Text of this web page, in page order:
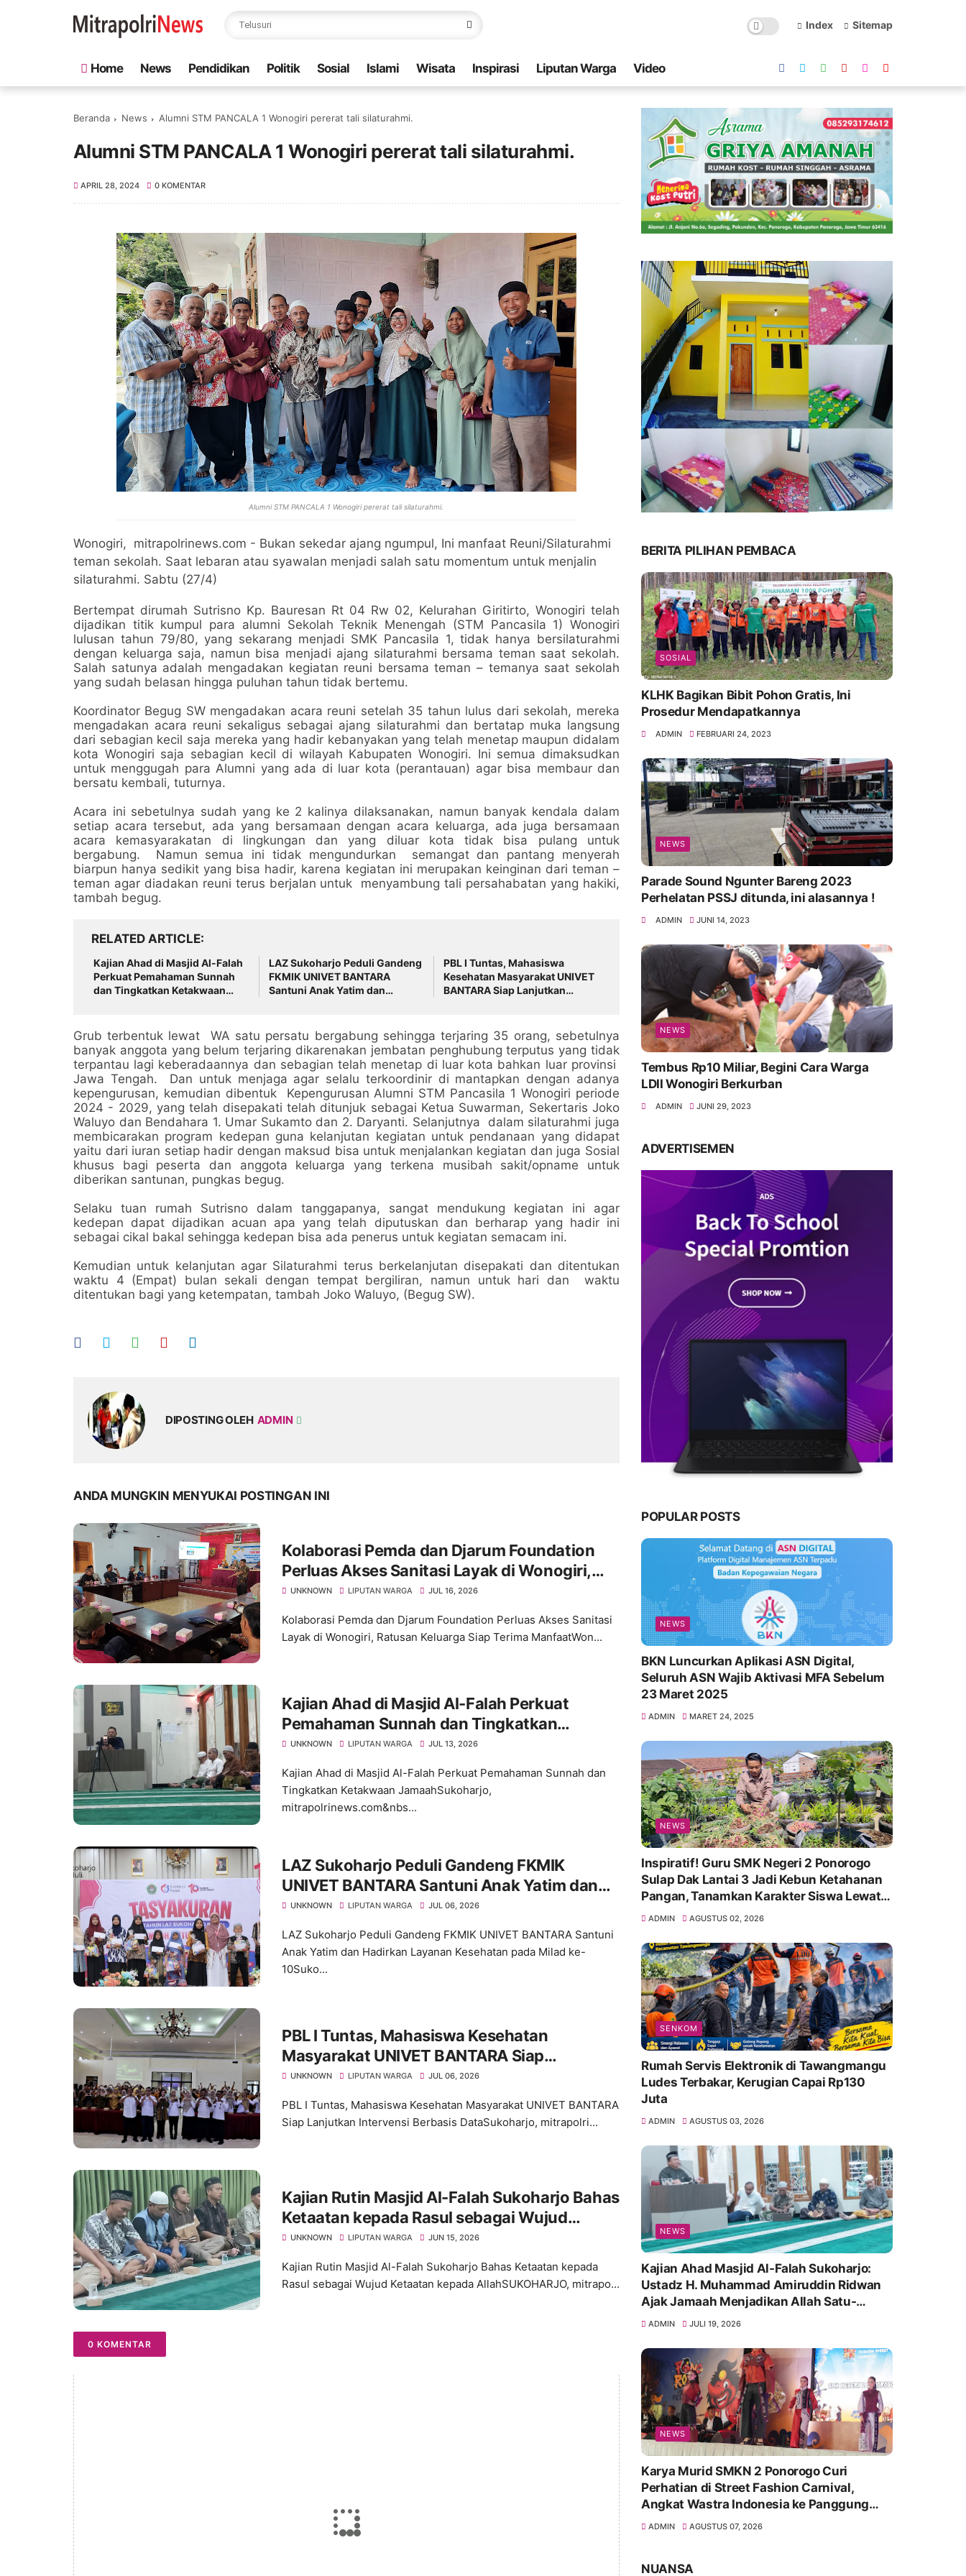
Index Sitemap
Home News Pendidikan Politik Sosial Islami Wisata Inspirasi Liputan Warga Video
Beranda News Alumni STM PANCALA 1 Wonogiri pererat tali silaturahmi.
Alumni STM PANCALA 1 Wonogiri pererat tali silaturahmi.
APRIL 28, 2024 0 KOMENTAR
Alumni STM PANCALA 1 Wonogiri pererat tali silaturahmi.
Wonogiri, mitrapolrinews.com - Bukan sekedar ajang ngumpul, Ini manfaat Reuni/Silaturahmi
teman sekolah. Saat lebaran atau syawalan menjadi salah satu momentum untuk menjalin
silaturahmi. Sabtu (27/4)
Bertempat dirumah Sutrisno Kp. Bauresan Rt 04 Rw 02, Kelurahan Giritirto, Wonogiri telah
dijadikan titik kumpul para alumni Sekolah Teknik Menengah (STM Pancasila 1) Wonogiri
lulusan tahun 79/80, yang sekarang menjadi SMK Pancasila 1, tidak hanya bersilaturahmi
dengan keluarga saja, namun bisa menjadi ajang silaturahmi bersama teman saat sekolah.
Salah satunya adalah mengadakan kegiatan reuni bersama teman – temanya saat sekolah
yang sudah belasan hingga puluhan tahun tidak bertemu.
Koordinator Begug SW mengadakan acara reuni setelah 35 tahun lulus dari sekolah, mereka
mengadakan acara reuni sekaligus sebagai ajang silaturahmi dan bertatap muka langsung
dari sebagian kecil saja mereka yang hadir kebanyakan yang telah menetap maupun didalam
kota Wonogiri saja sebagian kecil di wilayah Kabupaten Wonogiri. Ini semua dimaksudkan
untuk menggugah para Alumni yang ada di luar kota (perantauan) agar bisa membaur dan
bersatu kembali, tuturnya.
Acara ini sebetulnya sudah yang ke 2 kalinya dilaksanakan, namun banyak kendala dalam
setiap acara tersebut, ada yang bersamaan dengan acara keluarga, ada juga bersamaan
acara kemasyarakatan di lingkungan dan yang diluar kota tidak bisa pulang untuk
bergabung. Namun semua ini tidak mengundurkan semangat dan pantang menyerah
biarpun hanya sedikit yang bisa hadir, karena kegiatan ini merupakan keinginan dari teman –
teman agar diadakan reuni terus berjalan untuk menyambung tali persahabatan yang hakiki,
tambah begug.
RELATED ARTICLE
Kajian Ahad di Masjid Al-Falah
Perkuat Pemahaman Sunnah
dan Tingkatkan Ketakwaan
LAZ Sukoharjo Peduli Gandeng
FKMIK UNIVET BANTARA
Santuni Anak Yatim dan
PBL I Tuntas, Mahasiswa
Kesehatan Masyarakat UNIVET
BANTARA Siap Lanjutkan
Grub terbentuk lewat WA satu persatu bergabung sehingga terjaring 35 orang, sebetulnya
banyak anggota yang belum terjaring dikarenakan jembatan penghubung terputus yang tidak
terpantau lagi keberadaannya dan sebagian telah menetap di luar kota bahkan luar provinsi
Jawa Tengah. Dan untuk menjaga agar selalu terkoordinir di mantapkan dengan adanya
kepengurusan, kemudian dibentuk Kepengurusan Alumni STM Pancasila 1 Wonogiri periode
2024 - 2029, yang telah disepakati telah ditunjuk sebagai Ketua Suwarman, Sekertaris Joko
Waluyo dan Bendahara 1. Umar Sukamto dan 2. Daryanti. Selanjutnya dalam silaturahmi juga
membicarakan program kedepan guna kelanjutan kegiatan untuk pendanaan yang didapat
yaitu dari iuran setiap hadir dengan maksud bisa untuk menjalankan kegiatan dan juga Sosial
khusus bagi peserta dan anggota keluarga yang terkena musibah sakit/opname untuk
diberikan santunan, pungkas begug.
Selaku tuan rumah Sutrisno dalam tanggapanya, sangat mendukung kegiatan ini agar
kedepan dapat dijadikan acuan apa yang telah diputuskan dan berharap yang hadir ini
sebagai cikal bakal sehingga kedepan bisa ada penerus untuk kegiatan semacam ini.
Kemudian untuk kelanjutan agar Silaturahmi terus berkelanjutan disepakati dan ditentukan
waktu 4 (Empat) bulan sekali dengan tempat bergiliran, namun untuk hari dan waktu
ditentukan bagi yang ketempatan, tambah Joko Waluyo, (Begug SW).
DIPOSTING OLEH ADMIN
ANDA MUNGKIN MENYUKAI POSTINGAN INI
Kolaborasi Pemda dan Djarum Foundation
Perluas Akses Sanitasi Layak di Wonogiri,
Ratusan Keluarga Siap Terima Manfaat
UNKNOWN LIPUTAN WARGA JUL 16, 2026
Kolaborasi Pemda dan Djarum Foundation Perluas Akses Sanitasi
Layak di Wonogiri, Ratusan Keluarga Siap Terima ManfaatWon...
Kajian Ahad di Masjid Al-Falah Perkuat
Pemahaman Sunnah dan Tingkatkan
Ketakwaan Jamaah
UNKNOWN LIPUTAN WARGA JUL 13, 2026
Kajian Ahad di Masjid Al-Falah Perkuat Pemahaman Sunnah dan
Tingkatkan Ketakwaan JamaahSukoharjo,
mitrapolrinews.com&nbs...
LAZ Sukoharjo Peduli Gandeng FKMIK
UNIVET BANTARA Santuni Anak Yatim dan
Hadirkan Layanan Kesehatan pada Milad ke-
UNKNOWN LIPUTAN WARGA JUL 06, 2026
LAZ Sukoharjo Peduli Gandeng FKMIK UNIVET BANTARA Santuni
Anak Yatim dan Hadirkan Layanan Kesehatan pada Milad ke-
10Suko...
PBL I Tuntas, Mahasiswa Kesehatan
Masyarakat UNIVET BANTARA Siap
Lanjutkan Intervensi Berbasis Data
UNKNOWN LIPUTAN WARGA JUL 06, 2026
PBL I Tuntas, Mahasiswa Kesehatan Masyarakat UNIVET BANTARA
Siap Lanjutkan Intervensi Berbasis DataSukoharjo, mitrapolri...
Kajian Rutin Masjid Al-Falah Sukoharjo Bahas
Ketaatan kepada Rasul sebagai Wujud
Ketaatan kepada Allah
UNKNOWN LIPUTAN WARGA JUN 15, 2026
Kajian Rutin Masjid Al-Falah Sukoharjo Bahas Ketaatan kepada
Rasul sebagai Wujud Ketaatan kepada AllahSUKOHARJO, mitrapo...
0 KOMENTAR
BERITA PILIHAN PEMBACA
SOSIAL
KLHK Bagikan Bibit Pohon Gratis, Ini
Prosedur Mendapatkannya
ADMIN FEBRUARI 24, 2023
NEWS
Parade Sound Ngunter Bareng 2023
Perhelatan PSSJ ditunda, ini alasannya !
ADMIN JUNI 14, 2023
NEWS
Tembus Rp10 Miliar, Begini Cara Warga
LDII Wonogiri Berkurban
ADMIN JUNI 29, 2023
ADVERTISEMEN
POPULAR POSTS
NEWS
BKN Luncurkan Aplikasi ASN Digital,
Seluruh ASN Wajib Aktivasi MFA Sebelum
23 Maret 2025
ADMIN MARET 24, 2025
NEWS
Inspiratif! Guru SMK Negeri 2 Ponorogo
Sulap Dak Lantai 3 Jadi Kebun Ketahanan
Pangan, Tanamkan Karakter Siswa Lewat
Aksi Nyata
ADMIN AGUSTUS 02, 2026
SENKOM
Rumah Servis Elektronik di Tawangmangu
Ludes Terbakar, Kerugian Capai Rp130
Juta
ADMIN AGUSTUS 03, 2026
NEWS
Kajian Ahad Masjid Al-Falah Sukoharjo:
Ustadz H. Muhammad Amiruddin Ridwan
Ajak Jamaah Menjadikan Allah Satu-
Satunya Tempat Bergantung
ADMIN JULI 19, 2026
NEWS
Karya Murid SMKN 2 Ponorogo Curi
Perhatian di Street Fashion Carnival,
Angkat Wastra Indonesia ke Panggung
Kreatif
ADMIN AGUSTUS 07, 2026
NUANSA